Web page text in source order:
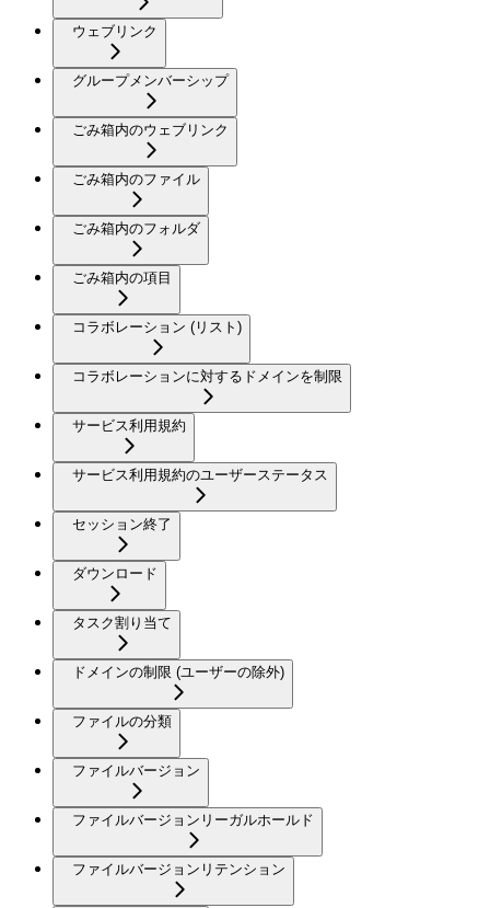
ウェブリンク
グループメンバーシップ
ごみ箱内のウェブリンク
ごみ箱内のファイル
ごみ箱内のフォルダ
ごみ箱内の項目
コラボレーション (リスト)
コラボレーションに対するドメインを制限
サービス利用規約
サービス利用規約のユーザーステータス
セッション終了
ダウンロード
タスク割り当て
ドメインの制限 (ユーザーの除外)
ファイルの分類
ファイルバージョン
ファイルバージョンリーガルホールド
ファイルバージョンリテンション